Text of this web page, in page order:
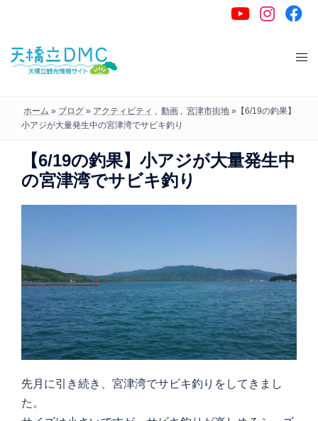
ホーム » ブログ » アクティビティ , 動画 , 宮津市街地 » 【6/19の釣果】
小アジが大量発生中の宮津湾でサビキ釣り
【6/19の釣果】小アジが大量発生中
の宮津湾でサビキ釣り
先月に引き続き、宮津湾でサビキ釣りをしてきまし
た。